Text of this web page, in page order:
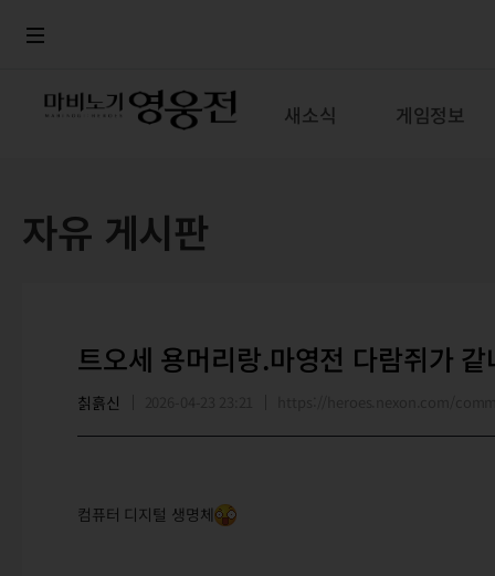
새소식 게임정보
자유 게시판
트오세 용머리랑.마영전 다람쥐가
칡흙신
컴퓨터 디지털 생명체